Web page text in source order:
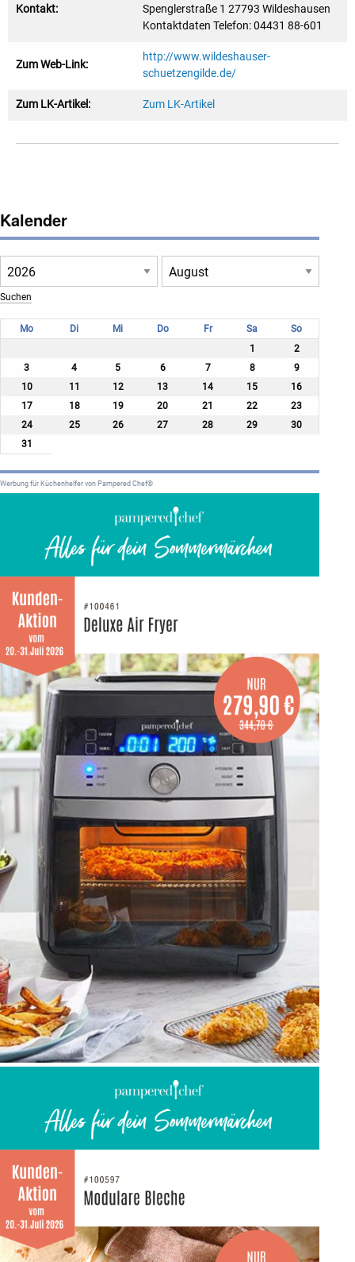
Kontakt:
Spenglerstraße 1 27793 Wildeshausen
Kontaktdaten Telefon: 04431 88-601
Zum Web-Link:
http://www.wildeshauser-
schuetzengilde.de/
Zum LK-Artikel: Zum LK-Artikel
Kalender
Mo Di Mi Do Fr Sa
So
1
2
3
4 5 6 7 8
9
10
11 12 13 14 15
16
17
18 19 20 21 22
23
24
25 26 27 28 29
30
31
Werbung für Küchenhelfer von Pampered Chef®